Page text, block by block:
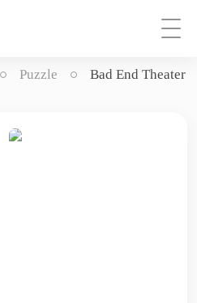
Puzzle Bad End Theater